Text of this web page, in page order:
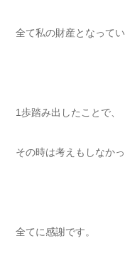
全て私の財産となってい
1歩踏み出したことで、
その時は考えもしなか
全てに感謝です。